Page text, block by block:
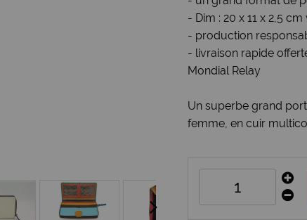
- Dim : 20 x 11 x 2,5 cm
- production
- livraison rapide
Mondial Relay
Un superbe grand
femme, en cuir